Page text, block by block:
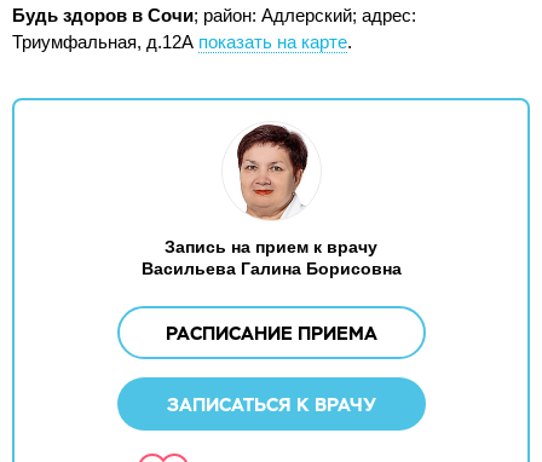
Будь здоров в Сочи; район: Адлерский; адрес:
Триумфальная, д.12А показать на карте.
Запись на прием к врачу
Васильева Галина Борисовна
РАСПИСАНИЕ ПРИЕМА
ЗАПИСАТЬСЯ К ВРАЧУ